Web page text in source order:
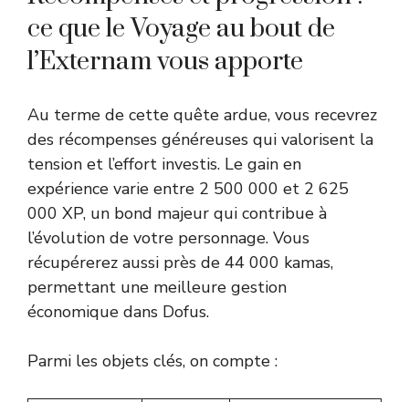
ce que le Voyage au bout de
l’Externam vous apporte
Au terme de cette quête ardue, vous recevrez
des récompenses généreuses qui valorisent la
tension et l’effort investis. Le gain en
expérience varie entre 2 500 000 et 2 625
000 XP, un bond majeur qui contribue à
l’évolution de votre personnage. Vous
récupérerez aussi près de 44 000 kamas,
permettant une meilleure gestion
économique dans Dofus.
Parmi les objets clés, on compte :